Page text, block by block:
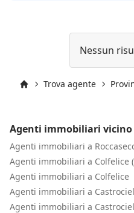
Nessun
Trova agente
Agenti immobiliari vicino
Agenti immobiliari a
Agenti immobiliari a Colfelice
Agenti immobiliari a Colfelice
Agenti immobiliari a
Agenti immobiliari a